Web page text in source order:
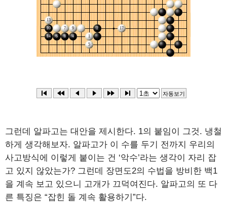
그런데 알파고는 대안을 제시한다. 1의 붙임이 그것. 냉철
하게 생각해보자. 알파고가 이 수를 두기 전까지 우리의
사고방식에 이렇게 붙이는 건 ‘악수’라는 생각이 자리 잡
고 있지 않았는가? 그런데 장면도2의 수법을 방비한 백1
을 계속 보고 있으니 고개가 끄덕여진다. 알파고의 또 다
른 특징은 “잡힌 돌 계속 활용하기”다.